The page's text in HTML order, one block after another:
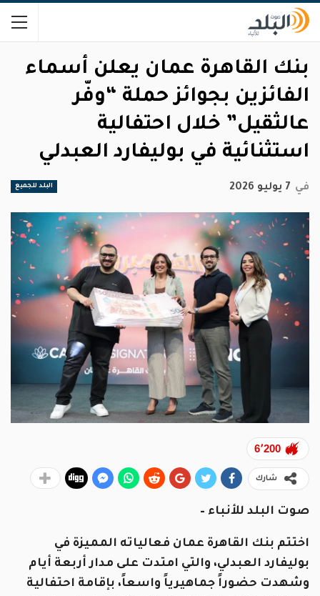
بنك القاهرة عمان يعلن أسماء
الفائزين بجوائز حملة “وفّر
عالثقيل” خلال احتفالية
استثنائية في بوليفارد العبدلي
البلد للجميع في 7 يوليو 2026
6٬200
شارك
صوت البلد للأنباء –
اختتم بنك القاهرة عمان فعالياته المميزة في
بوليفارد العبدلي، والتي امتدت على مدار أربعة أيام
وشهدت حضوراً جماهيرياً واسعاً، بإقامة احتفالية